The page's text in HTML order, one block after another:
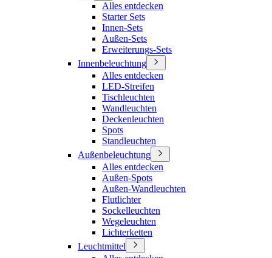
Alles entdecken
Starter Sets
Innen-Sets
Außen-Sets
Erweiterungs-Sets
Innenbeleuchtung
Alles entdecken
LED-Streifen
Tischleuchten
Wandleuchten
Deckenleuchten
Spots
Standleuchten
Außenbeleuchtung
Alles entdecken
Außen-Spots
Außen-Wandleuchten
Flutlichter
Sockelleuchten
Wegeleuchten
Lichterketten
Leuchtmittel